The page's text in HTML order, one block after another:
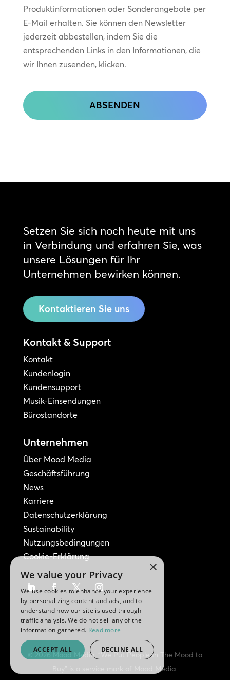
Kontakt
bleiben
Produktinformationen oder Sonderangebote per
E-Mail erhalten. Sie können den Newsletter
jederzeit abbestellen, indem Sie die
entsprechenden Links in den Informationen, die
wir Ihnen zusenden, klicken.
Setzen Sie sich noch heute mit uns
in Verbindung und erfahren Sie, was
unsere Lösungen für Ihr
Unternehmen bewirken können.
Kontaktieren Sie uns
Kontakt & Support
Kontakt
Kundenlogin
Kundensupport
Musik-Einsendungen
Bürostandorte
Unternehmen
Über Mood Media
Geschäftsführung
News
Karriere
Datenschutzerklärung
Sustainability
Nutzungsbedingungen
Cookie-Erklärung
© 2026 Mood Media. "We Put People In The Mood to
Buy" is a service mark of Mood Media.
×
We value your Privacy
We use cookies to enhance your experience
by personalizing content and ads, and to
understand how our site is used through
traffic analysis. We do not sell any of the
information gathered. Read more
ACCEPT ALL DECLINE ALL